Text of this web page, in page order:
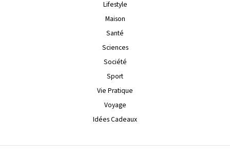
Lifestyle
Maison
Santé
Sciences
Société
Sport
Vie Pratique
Voyage
Idées Cadeaux